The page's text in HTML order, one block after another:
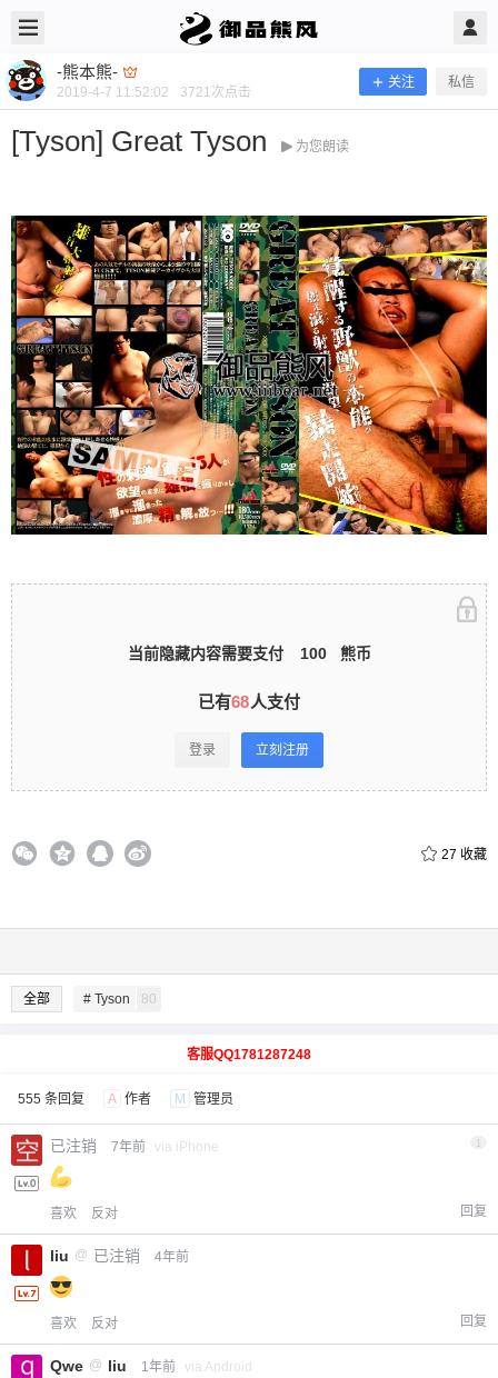
-熊本熊-
2019-4-7 11:52:02 3721次点击
关注 私信
[Tyson] Great Tyson 为您朗读
当前隐藏内容需要支付 100 熊币
已有68人支付
登录 立刻注册
27 收藏
全部 # Tyson 80
-熊本熊- @ 御品熊风 2019/4/07
[Tyson] Great Tyson
当前隐藏内容需要支付100熊币 已有68人支付 登录
立刻注册 0 收藏
客服QQ1781287248
555 条回复 A 作者 M 管理员
已注销 7年前 via iPhone
喜欢 反对 回复
liu @ 已注销 4年前
喜欢 反对 回复
Qwe @ liu 1年前 via Android